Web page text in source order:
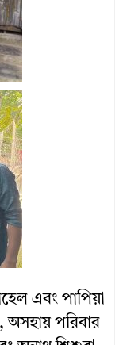
এবং পাপিয়া
অসহায় পরিবার